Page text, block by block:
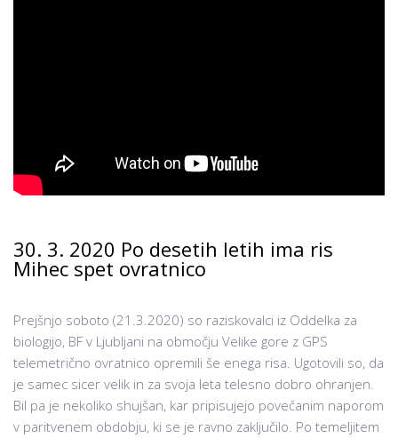
30. 3. 2020 Po desetih letih ima ris
Mihec spet ovratnico
Prejšnjo soboto (21.3.2020) so raziskovalci iz Oddelka za
biologijo, BF v Ljubljani na območju Velike gore z GPS
telemetrično ovratnico opremili še enega risa. Ugotovili so, da
je samec sicer velik in za svoja leta telesno dobro ohranjen.
Bil pa je nekoliko shujšan, kar pripisujejo povečanim naporom
v paritvenem obdobju, ki se je ravno zaključilo. Po temeljitem